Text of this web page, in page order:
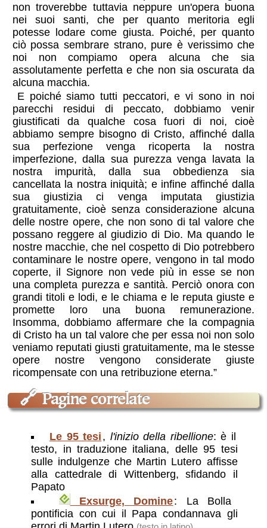
non troverebbe tuttavia neppure un'opera buona
nei suoi santi, che per quanto meritoria egli
potesse lodare come giusta. Poiché, per quanto
ciò possa sembrare strano, pure è verissimo che
noi non compiamo opera alcuna che sia
assolutamente perfetta e che non sia oscurata da
alcuna macchia.
E poiché siamo tutti peccatori, e vi sono in noi
parecchi residui di peccato, dobbiamo venir
giustificati da qualche cosa fuori di noi, cioè
abbiamo sempre bisogno di Cristo, affinché dalla
sua perfezione venga ricoperta la nostra
imperfezione, dalla sua purezza venga lavata la
nostra impurità, dalla sua obbedienza sia
cancellata la nostra iniquità; e infine affinché dalla
sua giustizia ci venga imputata giustizia
gratuitamente, cioè senza considerazione alcuna
delle nostre opere, che non sono di tal valore che
possano reggere al giudizio di Dio. Ma quando le
nostre macchie, che nel cospetto di Dio potrebbero
contaminare le nostre opere, vengono in tal modo
coperte, il Signore non vede più in esse se non
una completa purezza e santità. Perciò onora con
grandi titoli e lodi, e le chiama e le reputa giuste e
promette loro una buona remunerazione.
Insomma, dobbiamo affermare che la compagnia
di Cristo ha un tal valore che per essa noi non solo
veniamo reputati giusti gratuitamente, ma le stesse
opere nostre vengono considerate giuste
ricompensate con una retribuzione eterna.”
🔗 Pagine correlate
Le 95 tesi , l'inizio della ribellione: è il
testo, in traduzione italiana, delle 95 tesi
sulle indulgenze che Martin Lutero affisse
alla cattedrale di Wittenberg, sfidando il
Papato
Exsurge, Domine: La Bolla
pontificia con cui il Papa condannava gli